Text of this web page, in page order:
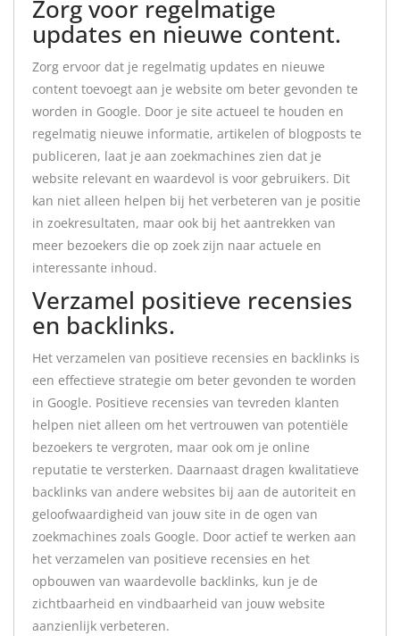
Zorg voor regelmatige
updates en nieuwe content.
Zorg ervoor dat je regelmatig updates en nieuwe
content toevoegt aan je website om beter gevonden te
worden in Google. Door je site actueel te houden en
regelmatig nieuwe informatie, artikelen of blogposts te
publiceren, laat je aan zoekmachines zien dat je
website relevant en waardevol is voor gebruikers. Dit
kan niet alleen helpen bij het verbeteren van je positie
in zoekresultaten, maar ook bij het aantrekken van
meer bezoekers die op zoek zijn naar actuele en
interessante inhoud.
Verzamel positieve recensies
en backlinks.
Het verzamelen van positieve recensies en backlinks is
een effectieve strategie om beter gevonden te worden
in Google. Positieve recensies van tevreden klanten
helpen niet alleen om het vertrouwen van potentiële
bezoekers te vergroten, maar ook om je online
reputatie te versterken. Daarnaast dragen kwalitatieve
backlinks van andere websites bij aan de autoriteit en
geloofwaardigheid van jouw site in de ogen van
zoekmachines zoals Google. Door actief te werken aan
het verzamelen van positieve recensies en het
opbouwen van waardevolle backlinks, kun je de
zichtbaarheid en vindbaarheid van jouw website
aanzienlijk verbeteren.